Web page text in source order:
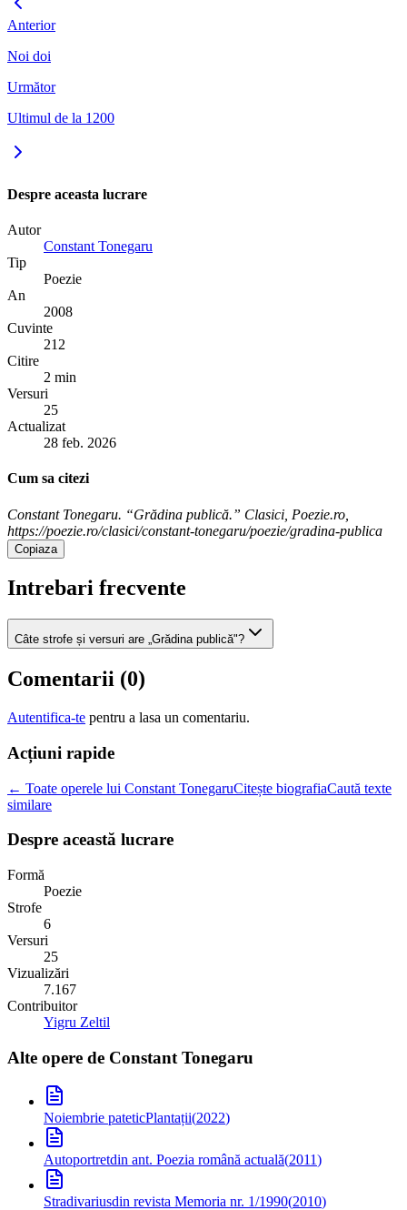
Anterior
Noi doi
Următor
Ultimul de la 1200
Despre aceasta lucrare
Autor
Constant Tonegaru
Tip
Poezie
An
2008
Cuvinte
212
Citire
2 min
Versuri
25
Actualizat
28 feb. 2026
Cum sa citezi
Constant Tonegaru. “Grădina publică.” Clasici, Poezie.ro,
https://poezie.ro/clasici/constant-tonegaru/poezie/gradina-publica
Copiaza
Intrebari frecvente
Câte strofe și versuri are „Grădina publică"?
Comentarii (0)
Autentifica-te pentru a lasa un comentariu.
Acțiuni rapide
← Toate operele lui Constant TonegaruCitește biografiaCaută texte
similare
Despre această lucrare
Formă
Poezie
Strofe
6
Versuri
25
Vizualizări
7.167
Contribuitor
Yigru Zeltil
Alte opere de Constant Tonegaru
Noiembrie pateticPlantații(2022)
Autoportretdin ant. Poezia română actuală(2011)
Stradivariusdin revista Memoria nr. 1/1990(2010)